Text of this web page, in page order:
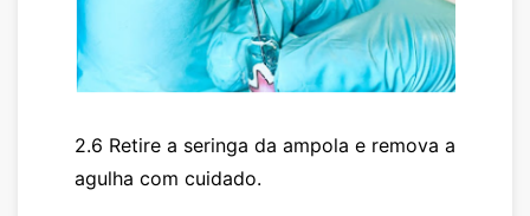
2.6 Retire a seringa da ampola e remova a
agulha com cuidado.